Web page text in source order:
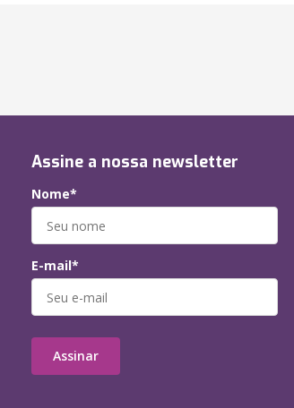
Assine a nossa newsletter
Nome*
E-mail*
Assinar